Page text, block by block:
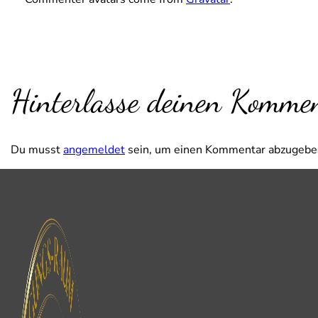
Hinterlasse deinen
Du musstangemeldet sein, um einen Kommentar